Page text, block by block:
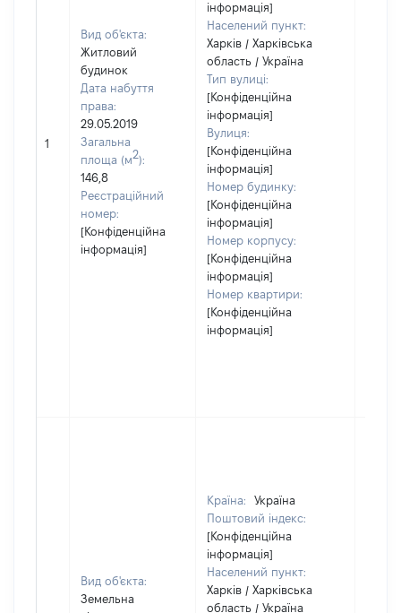
1
Вид об'єкта:
Житловий
будинок
Дата набуття
права:
29.05.2019
Загальна
площа (м2):
146,8
Реєстраційний
номер:
[Конфіденційна
інформація]
інформація]
Населений пункт:
Харків / Харківська
область / Україна
Тип вулиці:
[Конфіденційна
інформація]
Вулиця:
[Конфіденційна
інформація]
Номер будинку:
[Конфіденційна
інформація]
Номер корпусу:
[Конфіденційна
інформація]
Номер квартири:
[Конфіденційна
інформація]
Вид об'єкта:
Земельна
Країна:
Україна
Поштовий індекс:
[Конфіденційна
інформація]
Населений пункт:
Харків / Харківська
область / Україна